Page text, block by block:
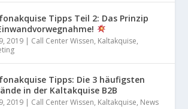
Tipps Teil 2: Das Prinzip
2019 | Call Center Wissen, Kaltakquise,
Tipps: Die 3 häufigsten
in der Kaltakquise B2B
2019 | Call Center Wissen, Kaltakquise, News